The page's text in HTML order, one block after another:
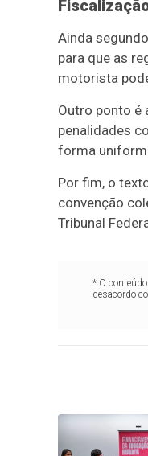
Ainda
para que as
motorista
Outro ponto é
penalidades
forma
Por fim, o
convenção
Tribunal
* O
desacordo